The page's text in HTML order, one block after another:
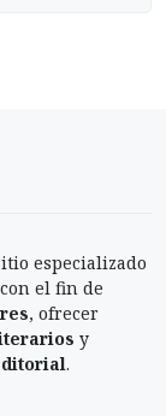
especializado
el fin de
, ofrecer
y
.